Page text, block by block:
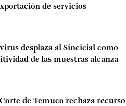
de servicios
desplaza al Sincicial como
de las muestras alcanza
de Temuco rechaza recurso